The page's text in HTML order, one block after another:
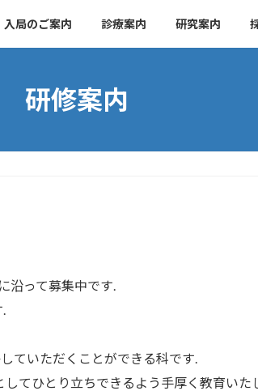
入局のご案内 診療案内 研究案内
研修案内
沿って募集中です.
ていただくことができる科です.
てひとり立ちできるよう手厚く教育いた